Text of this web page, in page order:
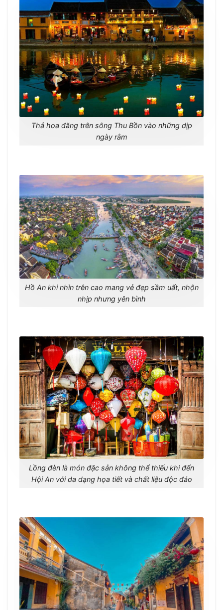
Thả hoa đăng trên sông Thu Bồn vào những dịp
ngày rằm
Hồ An khi nhìn trên cao mang vẻ đẹp sầm uất, nhộn
nhịp nhưng yên bình
Lồng đèn là món đặc sản không thể thiếu khi đến
Hội An với da dạng họa tiết và chất liệu độc đáo